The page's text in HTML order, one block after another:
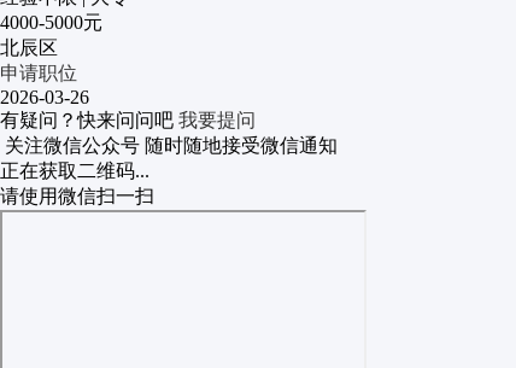
4000-5000元
北辰区
申请职位
2026-03-26
有疑问？快来问问吧 我要提问
关注微信公众号 随时随地接受微信通知
正在获取二维码...
请使用微信扫一扫